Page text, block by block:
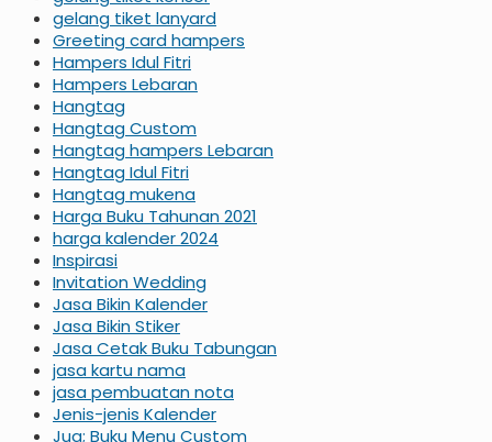
gelang tiket lanyard
Greeting card hampers
Hampers Idul Fitri
Hampers Lebaran
Hangtag
Hangtag Custom
Hangtag hampers Lebaran
Hangtag Idul Fitri
Hangtag mukena
Harga Buku Tahunan 2021
harga kalender 2024
Inspirasi
Invitation Wedding
Jasa Bikin Kalender
Jasa Bikin Stiker
Jasa Cetak Buku Tabungan
jasa kartu nama
jasa pembuatan nota
Jenis-jenis Kalender
Jua; Buku Menu Custom